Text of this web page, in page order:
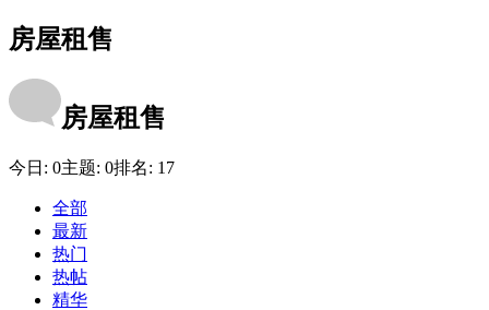
房屋租售
房屋租售
今日: 0主题: 0排名: 17
全部
最新
热门
热帖
精华